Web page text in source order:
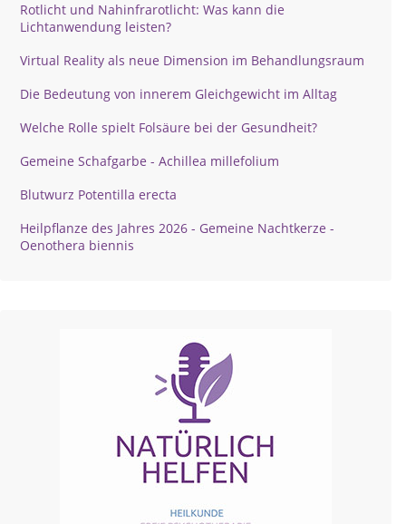
Rotlicht und Nahinfrarotlicht: Was kann die
Lichtanwendung leisten?
Virtual Reality als neue Dimension im Behandlungsraum
Die Bedeutung von innerem Gleichgewicht im Alltag
Welche Rolle spielt Folsäure bei der Gesundheit?
Gemeine Schafgarbe - Achillea millefolium
Blutwurz Potentilla erecta
Heilpflanze des Jahres 2026 - Gemeine Nachtkerze -
Oenothera biennis